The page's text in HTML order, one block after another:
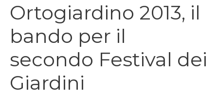
Ortogiardino 2013, il
bando per il
secondo Festival dei
Giardini